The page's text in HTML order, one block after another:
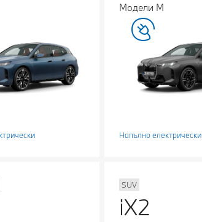
Модели М
Напълно електрически
SUV
iX2